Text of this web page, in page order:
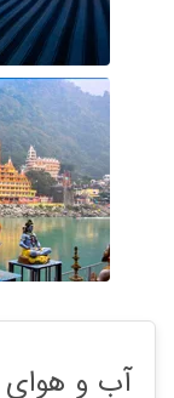
سال حکومت
از فرهنگ
است.حکومت
آن لقب
بالاترین
ناظر پیمان
مثلث طلایی
باشد و شامل
سه شهر به
متفاوت را در
آب و هوای